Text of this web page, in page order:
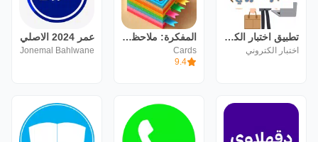
تطبيق اختبار الكتروني
اختبار الكتروني
المفكرة: ملاحظات ، منظم ، PIN
Cards
9.4
عمر 2024 الاصلي
Jonemal Bahlwane